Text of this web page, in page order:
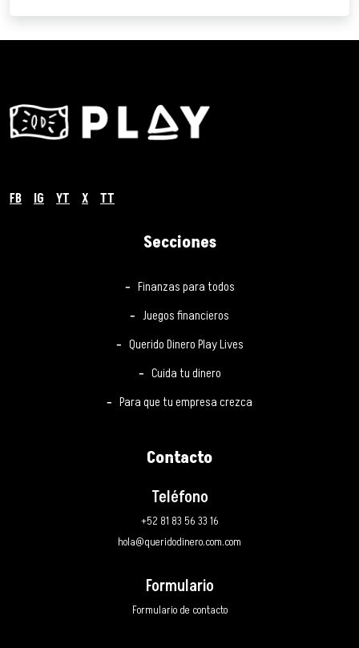
FB IG YT X TT
Secciones
Finanzas para todos
Juegos financieros
Querido Dinero Play Lives
Cuida tu dinero
Para que tu empresa crezca
Contacto
Teléfono
+52 81 83 56 33 16
hola@queridodinero.com.com
Formulario
Formulario de contacto